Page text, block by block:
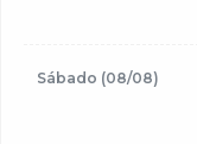
Sábado (08/08)